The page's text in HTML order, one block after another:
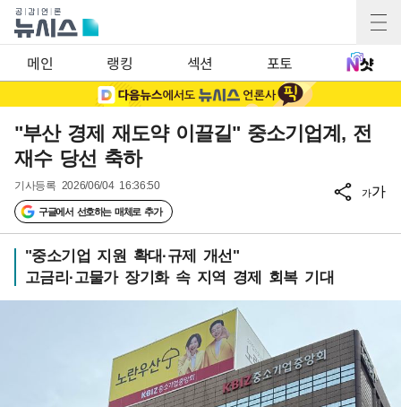
메인 랭킹 섹션 포토
"부산 경제 재도약 이끌길" 중소기업계, 전
재수 당선 축하
기사등록 2026/06/04 16:36:50
구글에서 선호하는 매체로 추가
가가
"중소기업 지원 확대·규제 개선"
고금리·고물가 장기화 속 지역 경제 회복 기대